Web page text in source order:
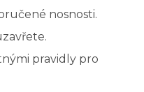
nosnosti.
pravidly pro